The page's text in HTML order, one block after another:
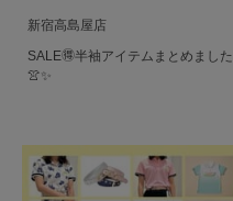
新宿高島屋店
SALE🉐半袖アイテムまとめました
👚✨